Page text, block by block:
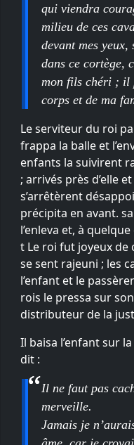
qui viendra
milieu de ces
devant mes yeux,
dans ce cortège,
mon fils chéri ; il
corps et de ma
Le serviteur du roi
frappa la balle et
enfants la suivirent
; arrivés près d’elle
s’arrêtèrent
précipita en avant.
l’enleva et, à
t Le roi fut joyeux
se sent rajeuni ; les
l’enfant et le
rois le pressa sur
distributeur de la
Il baisa l’enfant sur
dit :
Il ne faut pas
merveille.
Jamais je